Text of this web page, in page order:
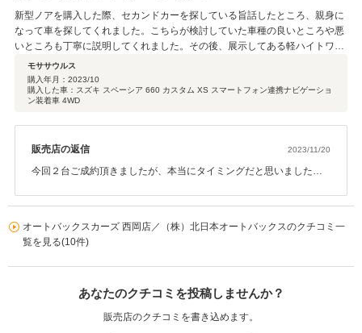
新型ノアを購入した際、セカンドカーを探している旨話したところ、親身に
なって車を探してくれました。こちらが検討していた車種の良いところや悪
いところも丁寧に説明してくれました。その後、展示してある軽ハイトワゴ
ン3車種を乗り比べさせてもらい、今回のスペーシアカスタムを購入させて
いただきました。軽自動車に否定的だった妻にも親切丁寧に説明していただ
き不安感を払拭してもらいました。色々とサービスしてくれました。 本当に
こちらのスタッフさんは凄いです！めちゃくちゃ仕事ができる方です！ 本当
にありがとうございました！
モササウルス
購入年月： 2023/10
購入した車：スズキ スペーシア 660 カスタム XS スマートフォン連携ナビゲーショ
ン装着車 4WD
販売店の返信 2023/11/20
今回２台ご成約頂きましたが、本当にタイミングだと思いました。
動車の安全装備も充実していますので今後とも宜しくお願い致しま
す。何かあれば全力でサポートさせて頂きます！！本当にありがと
オートバックスカーズ 西岡店／（株）北日本オートバックスのクチコミ一
覧を見る(10件)
あなたのクチコミを投稿しませんか？
販売店のクチコミを書き込めます。